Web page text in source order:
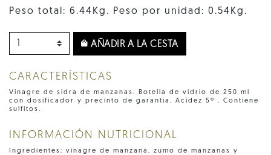
Peso total: 6.44Kg. Peso por unidad: 0.54Kg.
AÑADIR A LA CESTA
CARACTERÍSTICAS
Vinagre de sidra de manzanas. Botella de vidrio de 250 ml
con dosificador y precinto de garantía. Acidez 5º . Contiene
sulfitos.
INFORMACIÓN NUTRICIONAL
Ingredientes: vinagre de manzana, zumo de manzanas y